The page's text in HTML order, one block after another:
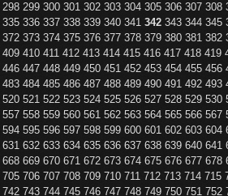
298 299 300 301 302 303 304 305 306 307 308
335 336 337 338 339 340 341 342 343 344 345
372 373 374 375 376 377 378 379 380 381 382
409 410 411 412 413 414 415 416 417 418 419
446 447 448 449 450 451 452 453 454 455 456
483 484 485 486 487 488 489 490 491 492 493
520 521 522 523 524 525 526 527 528 529 530
557 558 559 560 561 562 563 564 565 566 567
594 595 596 597 598 599 600 601 602 603 604
631 632 633 634 635 636 637 638 639 640 641
668 669 670 671 672 673 674 675 676 677 678
705 706 707 708 709 710 711 712 713 714 715
742 743 744 745 746 747 748 749 750 751 752